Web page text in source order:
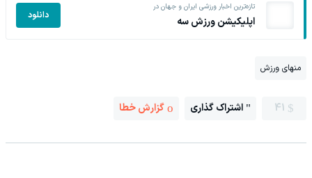
تازه‌ترین اخبار ورزشی ایران و جهان در
اپلیکیشن ورزش سه دانلود
منهای ورزش
41 اشتراک گذاری گزارش خطا